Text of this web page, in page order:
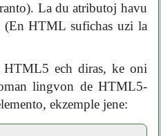
La du atributoj havu
(En HTML sufichas uzi la
ech diras, ke oni
lingvon de HTML5-
ekzemple jene: